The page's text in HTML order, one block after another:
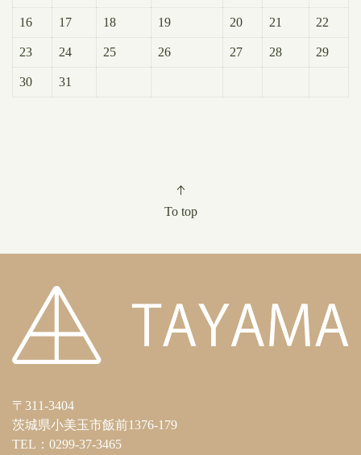
16 17 18 19 20 21 22
23 24 25 26 27 28 29
30 31
To top
〒311-3404
茨城県小美玉市飯前1376-179
TEL：0299-37-3465